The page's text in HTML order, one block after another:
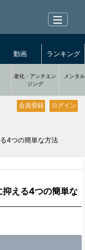
動画 ランキング
老化・アンチエン
ジング
メンタ
ログイン
会員登録
4つの簡単な方法
抑える4つの簡単な